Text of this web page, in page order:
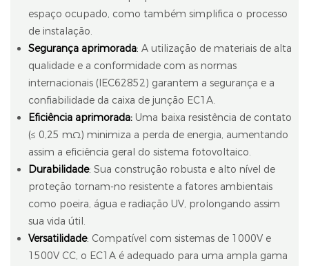
espaço ocupado, como também simplifica o processo
de instalação.
Segurança aprimorada: A utilização de materiais de alta
qualidade e a conformidade com as normas
internacionais (IEC62852) garantem a segurança e a
confiabilidade da caixa de junção EC1A.
Eficiência aprimorada: Uma baixa resistência de contato
(≤ 0,25 mΩ) minimiza a perda de energia, aumentando
assim a eficiência geral do sistema fotovoltaico.
Durabilidade: Sua construção robusta e alto nível de
proteção tornam-no resistente a fatores ambientais
como poeira, água e radiação UV, prolongando assim
sua vida útil.
Versatilidade: Compatível com sistemas de 1000V e
1500V CC, o EC1A é adequado para uma ampla gama